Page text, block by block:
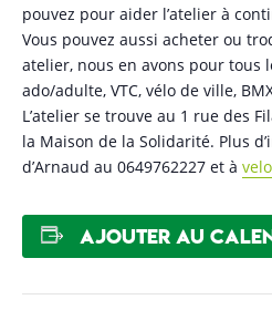
pouvez pour aider l’atelier à
Vous pouvez aussi acheter ou
atelier, nous en avons pour tous
ado/adulte, VTC, vélo de ville,
L’atelier se trouve au 1 rue des
la Maison de la Solidarité. Plus
d’Arnaud au 0649762227 et à
Ajouter au